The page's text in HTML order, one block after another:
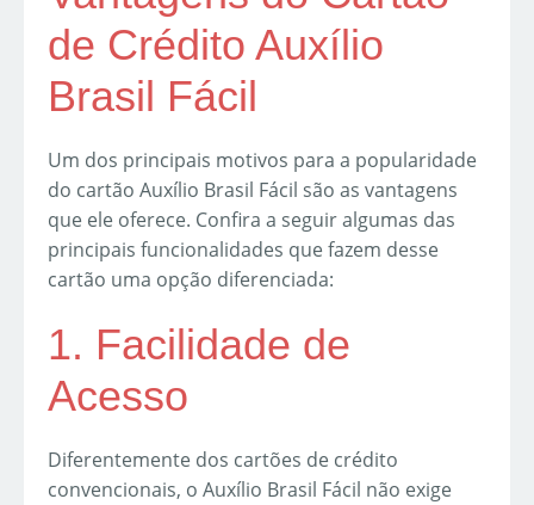
de Crédito Auxílio
Brasil Fácil
Um dos principais motivos para a popularidade
do cartão Auxílio Brasil Fácil são as vantagens
que ele oferece. Confira a seguir algumas das
principais funcionalidades que fazem desse
cartão uma opção diferenciada:
1. Facilidade de
Acesso
Diferentemente dos cartões de crédito
convencionais, o Auxílio Brasil Fácil não exige